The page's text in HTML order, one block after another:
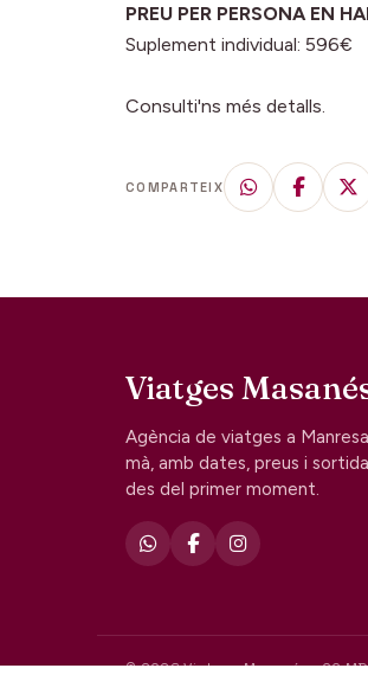
PREU PER PERSONA EN
Suplement individual: 596€
Consulti'ns més detalls.
COMPARTEIX
Viatges
Agència de viatges a
mà, amb dates, preus i
des del primer moment.
© 2026 Viatges Masanés · GC